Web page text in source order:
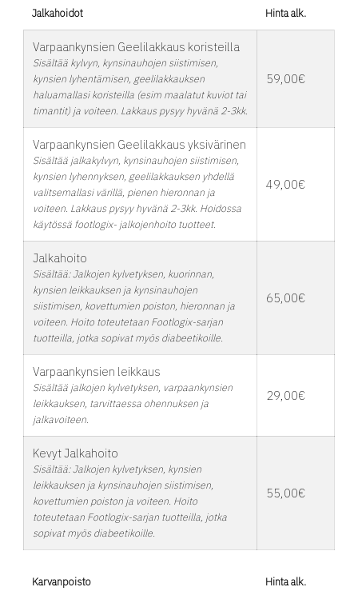
Jalkahoidot Hinta alk.
Varpaankynsien Geelilakkaus koristeilla
Sisältää kylvyn, kynsinauhojen siistimisen,
kynsien lyhentämisen, geelilakkauksen
haluamallasi koristeilla (esim maalatut kuviot tai
timantit) ja voiteen. Lakkaus pysyy hyvänä 2-3kk.
59,00€
Varpaankynsien Geelilakkaus yksivärinen
Sisältää jalkakylvyn, kynsinauhojen siistimisen,
kynsien lyhennyksen, geelilakkauksen yhdellä
valitsemallasi värillä, pienen hieronnan ja
voiteen. Lakkaus pysyy hyvänä 2-3kk. Hoidossa
käytössä footlogix- jalkojenhoito tuotteet.
49,00€
Jalkahoito
Sisältää: Jalkojen kylvetyksen, kuorinnan,
kynsien leikkauksen ja kynsinauhojen
siistimisen, kovettumien poiston, hieronnan ja
voiteen. Hoito toteutetaan Footlogix-sarjan
tuotteilla, jotka sopivat myös diabeetikoille.
65,00€
Varpaankynsien leikkaus
Sisältää jalkojen kylvetyksen, varpaankynsien
leikkauksen, tarvittaessa ohennuksen ja
jalkavoiteen.
29,00€
Kevyt Jalkahoito
Sisältää: Jalkojen kylvetyksen, kynsien
leikkauksen ja kynsinauhojen siistimisen,
kovettumien poiston ja voiteen. Hoito
toteutetaan Footlogix-sarjan tuotteilla, jotka
sopivat myös diabeetikoille.
55,00€
Karvanpoisto Hinta alk.